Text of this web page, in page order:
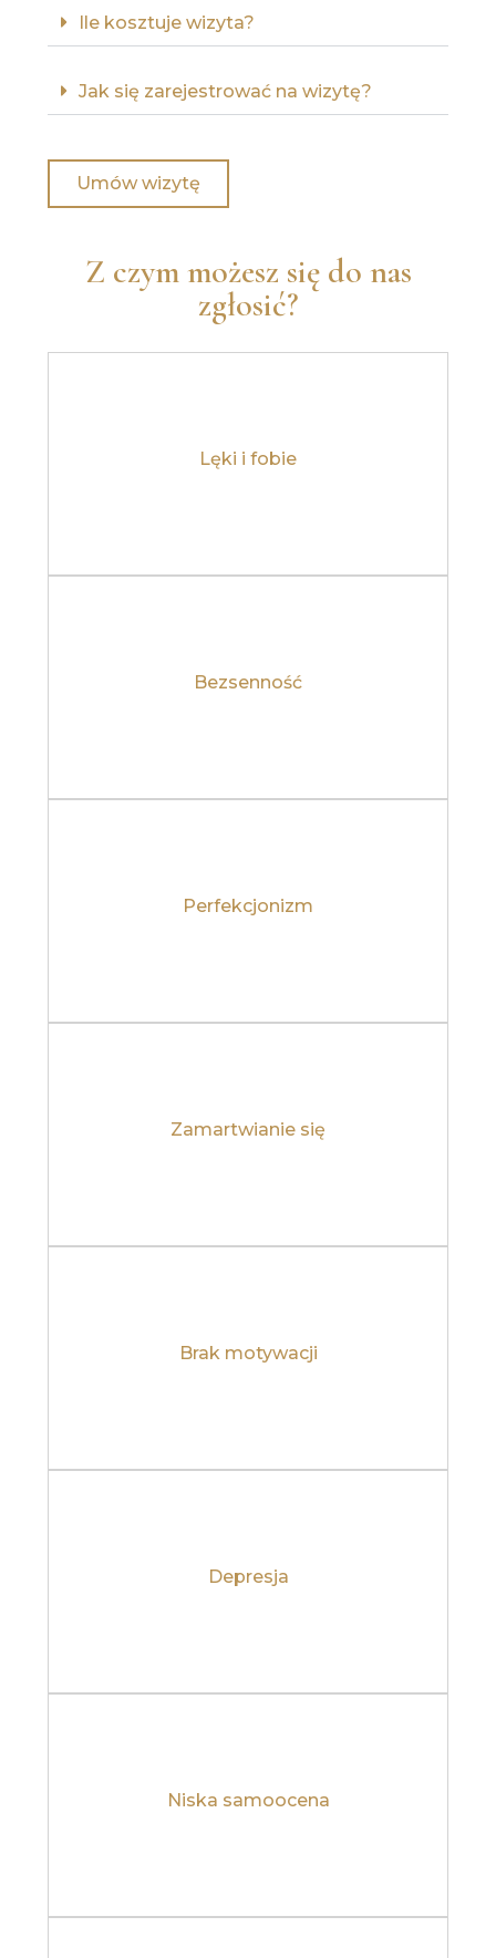
Ile kosztuje wizyta?
Jak się zarejestrować na wizytę?
Umów wizytę
Z czym możesz się do nas
zgłosić?
Lęki i fobie
Dowiedz się więcej
Bezsenność
Dowiedz się więcej
Perfekcjonizm
Dowiedz się więcej
Zamartwianie się
Dowiedz się więcej
Brak motywacji
Dowiedz się więcej
Depresja
Dowiedz się więcej
Niska samoocena
Dowiedz się więcej